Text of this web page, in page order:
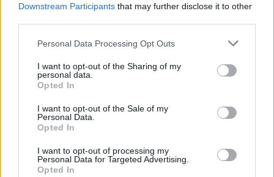
Downstream Participants that may further disclose it to other
Please note that this website/app uses one or more Google
not limited to your visit or usage behaviour. You may click to
grant or deny consent to Google and its third-party tags to
use your data for below specified purposes in below Google
consent section.
Personal Data Processing Opt Outs
I want to opt-out of the Sharing of my
personal data.
Opted In
I want to opt-out of the Sale of my
Personal Data.
Opted In
I want to opt-out of processing my
Personal Data for Targeted Advertising.
Opted In
2 hónapja
Gibraltar meccs 5 gól 3.50-ért
Mennyi Ejakulaziora képes Bastian
Schweinsteiger
2 hónapja
Gibraltári CSK 45 éves
zsetonos